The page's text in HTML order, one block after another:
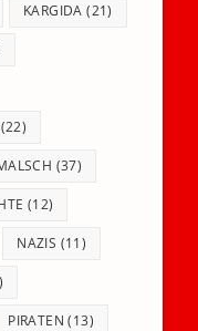
KARGIDA (21)
(22)
(37)
(12)
NAZIS (11)
PIRATEN (13)